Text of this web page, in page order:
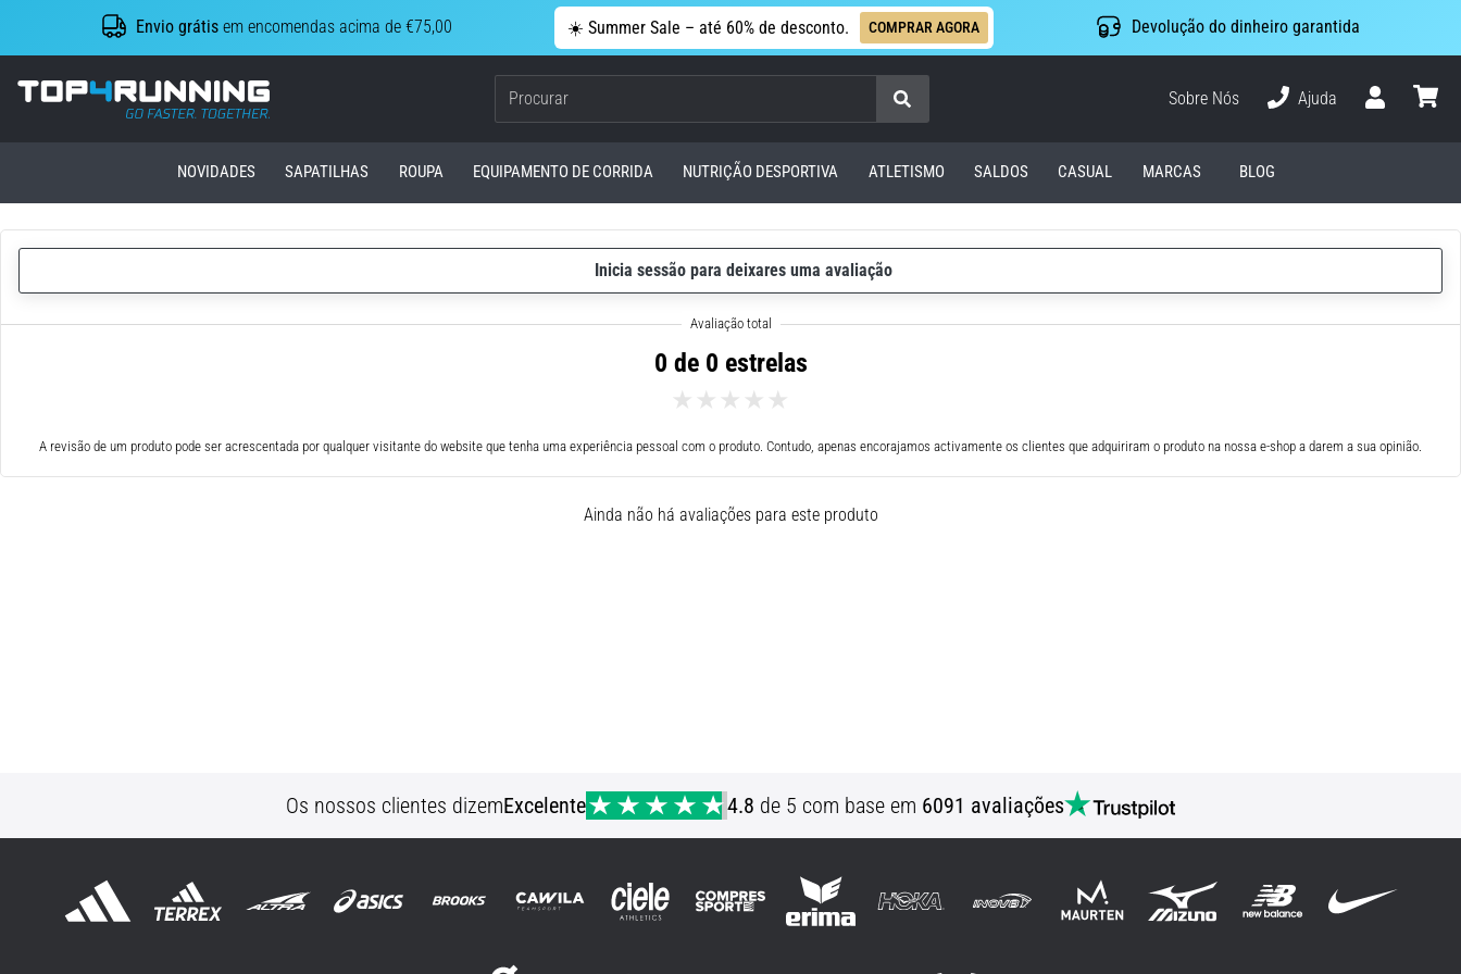
Envio grátis em encomendas acima de €75,00 ☀️ Summer Sale – até 60% de desconto. COMPRAR AGORA Devolução do dinheiro garantida
Top4Running.pt
Procurar
Sobre Nós
Ajuda
NOVIDADES SAPATILHAS ROUPA EQUIPAMENTO DE CORRIDA NUTRIÇÃO DESPORTIVA ATLETISMO SALDOS CASUAL MARCAS BLOG
Inicia sessão para deixares uma avaliação
0 de 0 estrelas
A revisão de um produto pode ser acrescentada por qualquer visitante do website que tenha uma experiência pessoal com o produto. Contudo, apenas encorajamos activamente os clientes que adquiriram o produto na nossa e-shop a darem a sua opinião.
Ainda não há avaliações para este produto
Os nossos clientes dizemExcelente 4.8 de 5 com base em 6091 avaliações